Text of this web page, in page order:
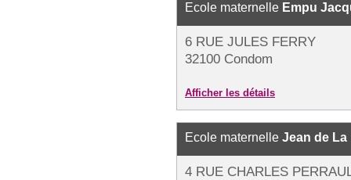
Ecole maternelle Empu
6 RUE JULES FERRY
32100 Condom
Afficher les détails
Ecole maternelle Jean de La
4 RUE CHARLES